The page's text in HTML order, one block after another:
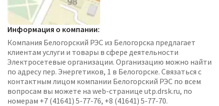
Информация о компании:
Компания Белогорский РЭС из Белогорска предлагает
клиентам услуги и товары в сфере деятельности
Электросетевые организации. Организацию можно найти
по адресу пер. Энергетиков, 1 в Белогорске. Связаться с
контактным лицом компании Белогорский РЭС по всем
вопросам вы можете на web-странице utp.drsk.ru, по
номерам +7 (41641) 5-77-76, +8 (41641) 5-77-70.